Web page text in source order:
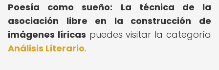
Poesía como sueño: La técnica de la
asociación libre en la construcción de
imágenes líricas puedes visitar la categoría
Análisis Literario.